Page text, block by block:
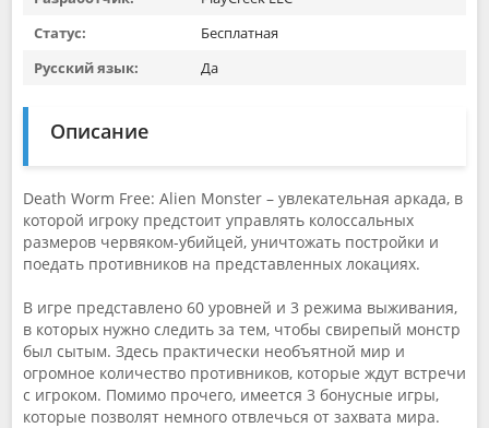
Статус:
Бесплатная
Русский язык:
Да
Описание
Death Worm Free: Alien Monster – увлекательная аркада, в
которой игроку предстоит управлять колоссальных
размеров червяком-убийцей, уничтожать постройки и
поедать противников на представленных локациях.
В игре представлено 60 уровней и 3 режима выживания,
в которых нужно следить за тем, чтобы свирепый монстр
был сытым. Здесь практически необъятной мир и
огромное количество противников, которые ждут встречи
с игроком. Помимо прочего, имеется 3 бонусные игры,
которые позволят немного отвлечься от захвата мира.